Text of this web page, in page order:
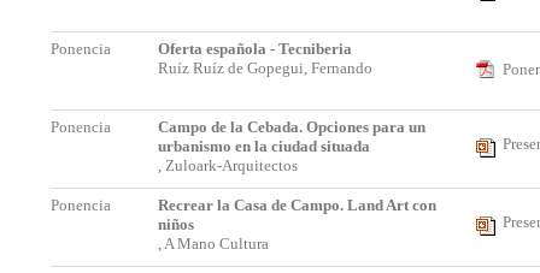
Ponencia
Oferta española - Tecniberia
Ruíz Ruíz de Gopegui, Fernando
Ponencia
Campo de la Cebada. Opciones para un
urbanismo en la ciudad situada
, Zuloark-Arquitectos
Ponencia
Recrear la Casa de Campo. Land Art con
niños
, A Mano Cultura